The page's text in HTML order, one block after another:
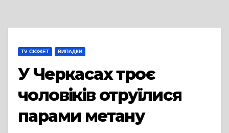
TV СЮЖЕТ ВИПАДКИ
У Черкасах троє
чоловіків отруїлися
парами метану